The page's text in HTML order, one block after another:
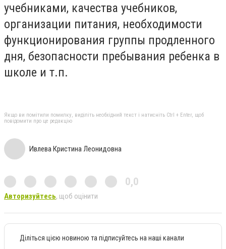
учебниками, качества учебников,
организации питания, необходимости
функционирования группы продленного
дня, безопасности пребывания ребенка в
школе и т.п.
Якщо ви помітили помилку, виділіть необхідний текст і натисніть Ctrl + Enter, щоб
повідомити про це редакцію
Ивлева Кристина Леонидовна
0,0
Авторизуйтесь, щоб оцінити
Діліться цією новиною та підписуйтесь на наші канали